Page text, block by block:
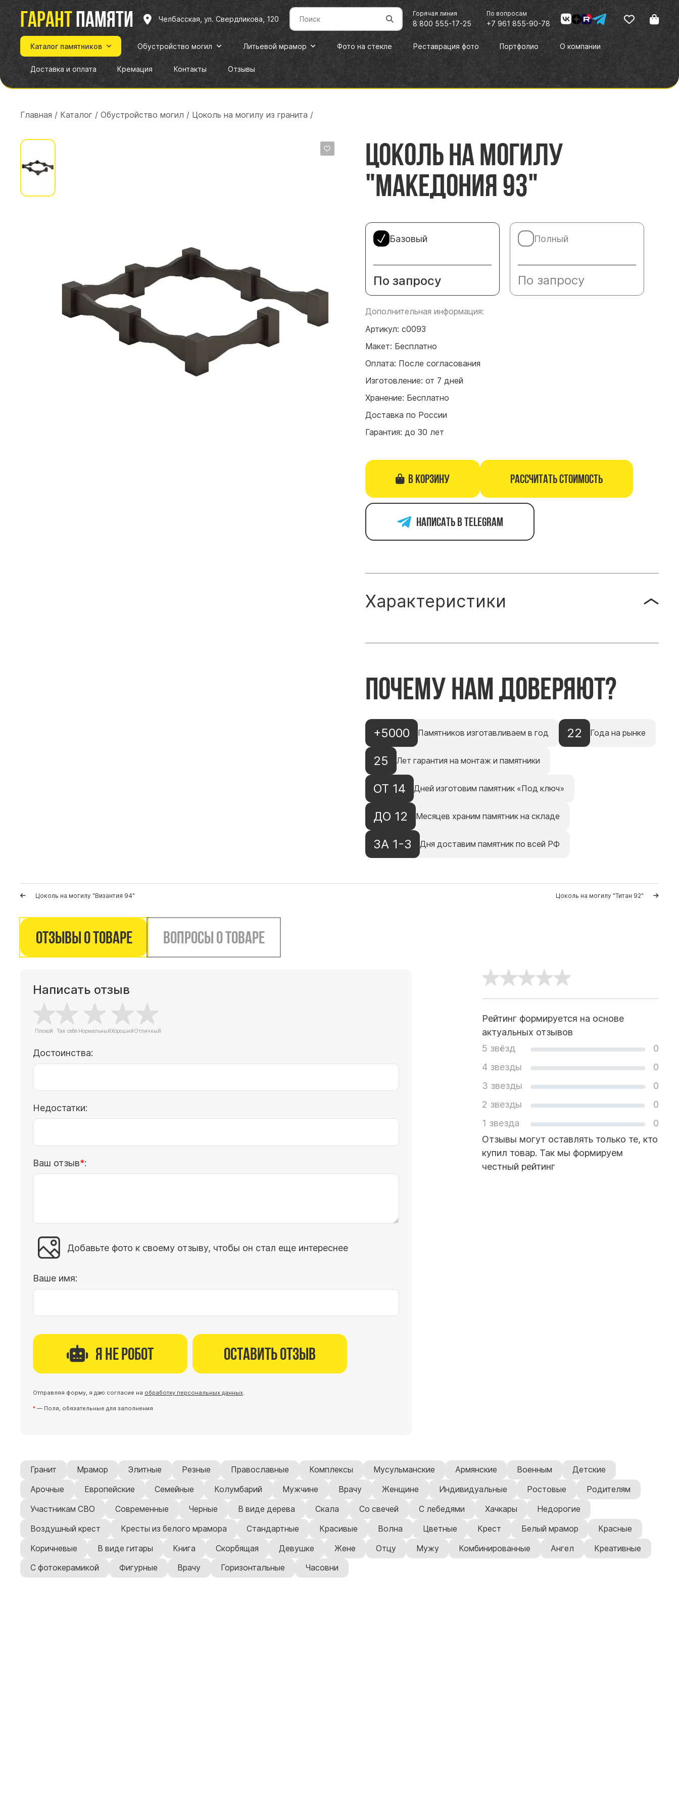
Гарантпамяти Челбасская, ул. Свердликова, 120
Горячая линия
8 800 555-17-25
По вопросам
+7 961 855-90-78
Каталог памятников Обустройство могил Литьевой мрамор Фото на стекле Реставрация фото Портфолио О компании
Доставка и оплата Кремация Контакты Отзывы
Главная / Каталог / Обустройство могил / Цоколь на могилу из гранита /
Цоколь на могилу
"Македония 93"
Базовый
По запросу
Полный
По запросу
Дополнительная информация:
Артикул: с0093
Макет: Бесплатно
Оплата: После согласования
Изготовление: от 7 дней
Хранение: Бесплатно
Доставка по России
Гарантия: до 30 лет
В корзину Рассчитать стоимость
Написать в telegram
Характеристики
Почему нам доверяют?
+5000 Памятников изготавливаем в год 22 Года на рынке
25 Лет гарантия на монтаж и памятники
ОТ 14 Дней изготовим памятник «Под ключ»
ДО 12 Месяцев храним памятник на складе
ЗА 1-3 Дня доставим памятник по всей РФ
Цоколь на могилу "Византия 94" Цоколь на могилу "Титан 92"
Отзывы о товаре Вопросы о товаре
Рейтинг формируется на основе
актуальных отзывов
5 звёзд
0
4 звезды
0
3 звезды
0
2 звезды
0
1 звезда
0
Отзывы могут оставлять только те, кто
купил товар. Так мы формируем
честный рейтинг
Написать отзыв
Достоинства:
Недостатки:
Ваш отзыв :
Добавьте фото к своему отзыву, чтобы он стал еще интереснее
Ваше имя:
Я не робот Оставить отзыв
Отправляя форму, я даю согласие на обработку персональных данных.
— Поля, обязательные для заполнения
Гранит Мрамор Элитные Резные Православные Комплексы Мусульманские Армянские Военным Детские
Арочные Европейские Семейные Колумбарий Мужчине Врачу Женщине Индивидуальные Ростовые Родителям
Участникам СВО Современные Черные В виде дерева Скала Со свечей С лебедями Хачкары Недорогие
Воздушный крест Кресты из белого мрамора Стандартные Красивые Волна Цветные Крест Белый мрамор Красные
Коричневые В виде гитары Книга Скорбящая Девушке Жене Отцу Мужу Комбинированные Ангел Креативные
С фотокерамикой Фигурные Врачу Горизонтальные Часовни